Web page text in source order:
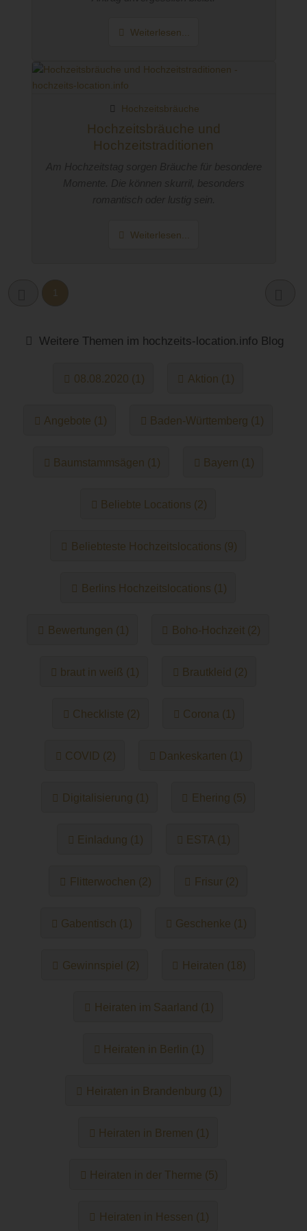
Weiterlesen...
Hochzeitsbräuche und
Hochzeitstraditionen
Hochzeitsbräuche
Weiterlesen...
Weitere Themen im hochzeits-location.info Blog
08.08.2020 (1) Aktion (1)
Angebote (1) Baden-Württemberg (1)
Baumstammsägen (1) Bayern (1)
Beliebte Locations (2)
Beliebteste Hochzeitslocations (9)
Berlins Hochzeitslocations (1)
Bewertungen (1) Boho-Hochzeit (2)
braut in weiß (1) Brautkleid (2)
Checkliste (2) Corona (1)
COVID (2) Dankeskarten (1)
Digitalisierung (1) Ehering (5)
Einladung (1) ESTA (1)
Flitterwochen (2) Frisur (2)
Gabentisch (1) Geschenke (1)
Gewinnspiel (2) Heiraten (18)
Heiraten im Saarland (1)
Heiraten in Berlin (1)
Heiraten in Brandenburg (1)
Heiraten in Bremen (1)
Heiraten in der Therme (5)
Heiraten in Hessen (1)